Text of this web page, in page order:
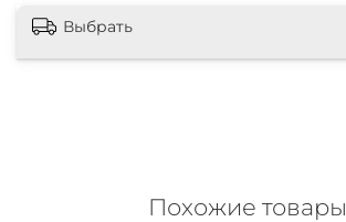
Выбрать
Похожие товары